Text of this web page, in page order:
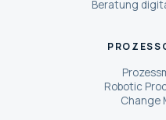
Beratung
Robotic
Change